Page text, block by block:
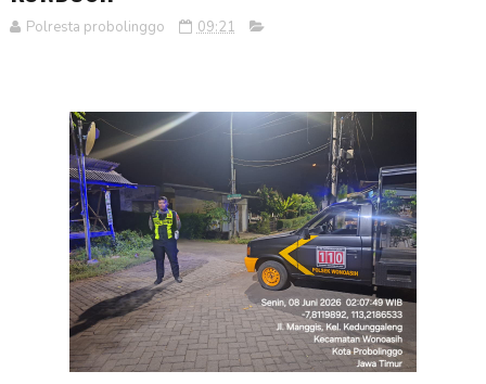
Polresta probolinggo 09:21